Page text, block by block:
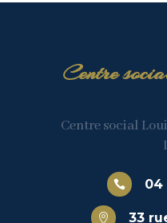
Centre
Centre social
 04

33